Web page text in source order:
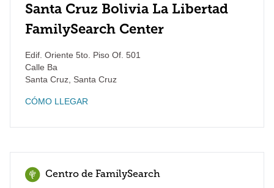
Santa Cruz Bolivia La Libertad
FamilySearch Center
Edif. Oriente 5to. Piso Of. 501
Calle Ba
Santa Cruz Santa Cruz
CÓMO LLEGAR
Centro de FamilySearch